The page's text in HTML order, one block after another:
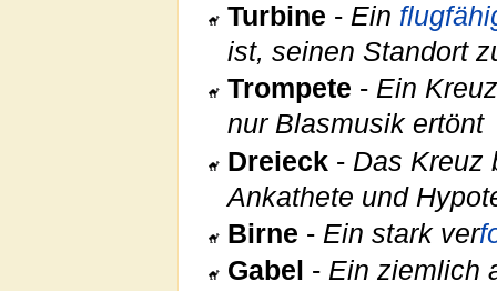
Turbine - Ein
ist, seinen Standort
Trompete - Ein
nur Blasmusik ertönt
Dreieck - Das Kreuz
Ankathete und
Birne - Ein stark ver
Gabel - Ein ziemlich